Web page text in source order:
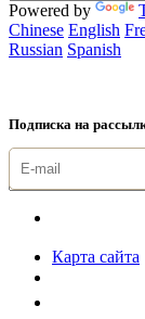
Powered by
Chinese English
Russian Spanish
Подписка на
Карта сайта